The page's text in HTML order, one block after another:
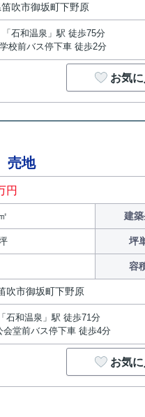
吹市御坂町下野原
石和温泉」駅 徒歩75分
校前バス停下車 徒歩2分
お気に
売地
円
建
坪
容
吹市御坂町下野原
石和温泉」駅 徒歩71分
会堂前バス停下車 徒歩4分
お気に